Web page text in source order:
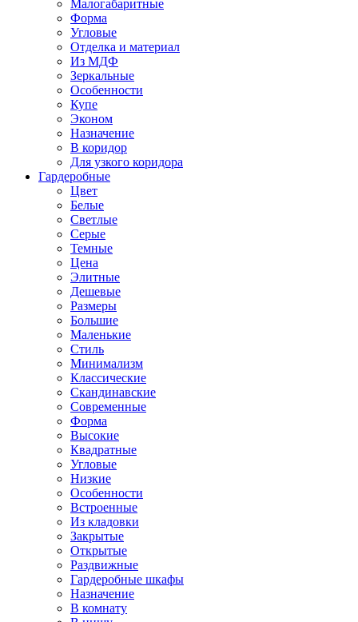
Малогабаритные
Форма
Угловые
Отделка и материал
Из МДФ
Зеркальные
Особенности
Купе
Эконом
Назначение
В коридор
Для узкого коридора
Гардеробные
Цвет
Белые
Светлые
Серые
Темные
Цена
Элитные
Дешевые
Размеры
Большие
Маленькие
Стиль
Минимализм
Классические
Скандинавские
Современные
Форма
Высокие
Квадратные
Угловые
Низкие
Особенности
Встроенные
Из кладовки
Закрытые
Открытые
Раздвижные
Гардеробные шкафы
Назначение
В комнату